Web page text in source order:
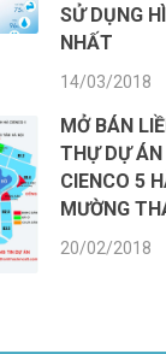
SỬ DỤNG
NHẤT
14/03/2018
MỞ BÁN
THỰ DỰ
CIENCO 5
MƯỜNG
20/02/2018